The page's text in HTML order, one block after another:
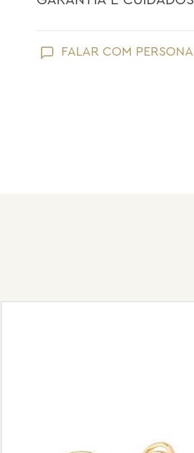
Como toda joia, sua peça Maria
FALAR COM